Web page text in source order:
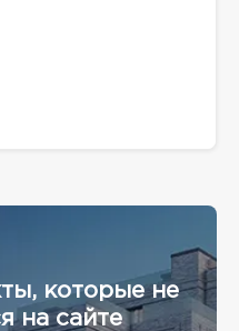
которые не
на сайте